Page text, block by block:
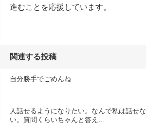
進むことを応援しています。
関連する投稿
自分勝手でごめんね
人話せるようになりたい。なんで私は話せ
い。質問くらいちゃんと答え…